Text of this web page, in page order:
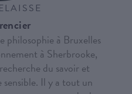
philosophie à Bruxelles
à Sherbrooke,
du savoir et
sensible. Il y a tout un